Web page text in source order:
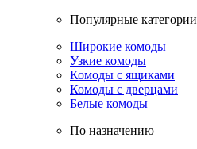
Популярные категории
Широкие комоды
Узкие комоды
Комоды с ящиками
Комоды с дверцами
Белые комоды
По назначению